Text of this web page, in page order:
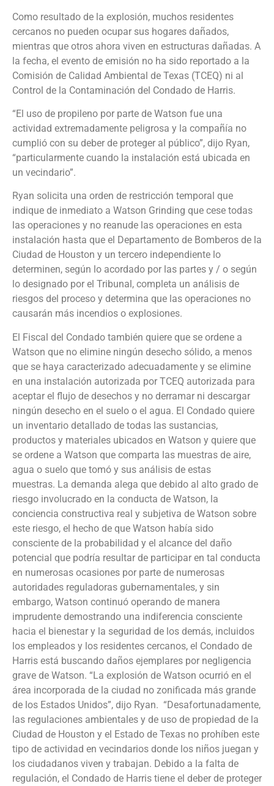
Como resultado de la explosión, muchos residentes
cercanos no pueden ocupar sus hogares dañados,
mientras que otros ahora viven en estructuras dañadas. A
la fecha, el evento de emisión no ha sido reportado a la
Comisión de Calidad Ambiental de Texas (TCEQ) ni al
Control de la Contaminación del Condado de Harris.
“El uso de propileno por parte de Watson fue una
actividad extremadamente peligrosa y la compañía no
cumplió con su deber de proteger al público”, dijo Ryan,
“particularmente cuando la instalación está ubicada en
un vecindario”.
Ryan solicita una orden de restricción temporal que
indique de inmediato a Watson Grinding que cese todas
las operaciones y no reanude las operaciones en esta
instalación hasta que el Departamento de Bomberos de la
Ciudad de Houston y un tercero independiente lo
determinen, según lo acordado por las partes y / o según
lo designado por el Tribunal, completa un análisis de
riesgos del proceso y determina que las operaciones no
causarán más incendios o explosiones.
El Fiscal del Condado también quiere que se ordene a
Watson que no elimine ningún desecho sólido, a menos
que se haya caracterizado adecuadamente y se elimine
en una instalación autorizada por TCEQ autorizada para
aceptar el flujo de desechos y no derramar ni descargar
ningún desecho en el suelo o el agua. El Condado quiere
un inventario detallado de todas las sustancias,
productos y materiales ubicados en Watson y quiere que
se ordene a Watson que comparta las muestras de aire,
agua o suelo que tomó y sus análisis de estas
muestras. La demanda alega que debido al alto grado de
riesgo involucrado en la conducta de Watson, la
conciencia constructiva real y subjetiva de Watson sobre
este riesgo, el hecho de que Watson había sido
consciente de la probabilidad y el alcance del daño
potencial que podría resultar de participar en tal conducta
en numerosas ocasiones por parte de numerosas
autoridades reguladoras gubernamentales, y sin
embargo, Watson continuó operando de manera
imprudente demostrando una indiferencia consciente
hacia el bienestar y la seguridad de los demás, incluidos
los empleados y los residentes cercanos, el Condado de
Harris está buscando daños ejemplares por negligencia
grave de Watson. “La explosión de Watson ocurrió en el
área incorporada de la ciudad no zonificada más grande
de los Estados Unidos”, dijo Ryan. “Desafortunadamente,
las regulaciones ambientales y de uso de propiedad de la
Ciudad de Houston y el Estado de Texas no prohíben este
tipo de actividad en vecindarios donde los niños juegan y
los ciudadanos viven y trabajan. Debido a la falta de
regulación, el Condado de Harris tiene el deber de proteger